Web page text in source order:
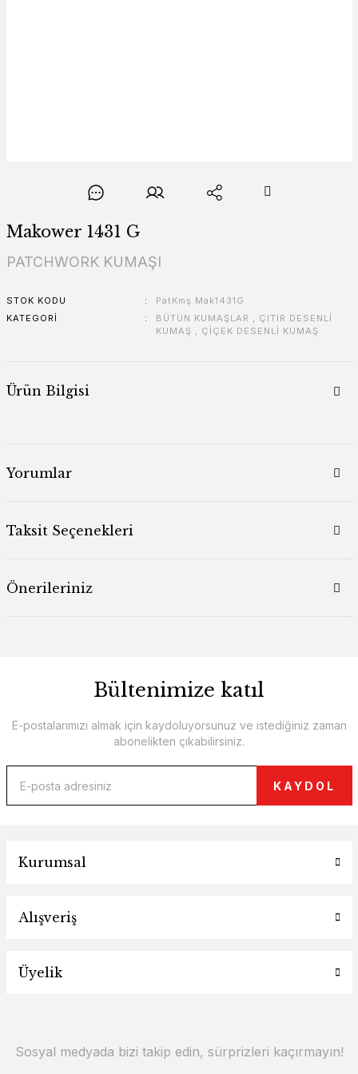
Makower 1431 G
PATCHWORK KUMAŞI
STOK KODU
PatKmş Mak1431G
KATEGORI
BÜTÜN KUMAŞLAR , ÇITIR DESENLİ
KUMAŞ , ÇİÇEK DESENLİ KUMAŞ
Ürün Bilgisi
Yorumlar
Taksit Seçenekleri
Önerileriniz
Bültenimize katıl
E-postalarımızı almak için kaydoluyorsunuz ve istediğiniz zaman
abonelikten çıkabilirsiniz.
KAYDOL
Kurumsal
Alışveriş
Üyelik
Sosyal medyada bizi takip edin, sürprizleri kaçırmayın!